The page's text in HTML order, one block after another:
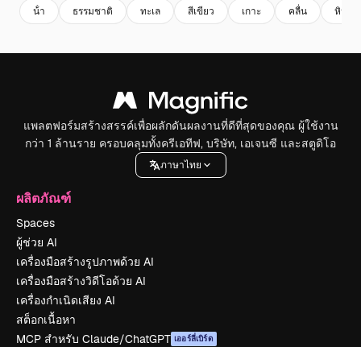
น้ํา ธรรมชาติ ทะเล สีเขียว เกาะ คลื่น หิน
แพลตฟอร์มสร้างสรรค์เพื่อผลักดันผลงานที่ดีที่สุดของคุณ ผู้ใช้งาน
กว่า 1 ล้านราย ครอบคลุมทั้งครีเอทีฟ, บริษัท, เอเจนซี และสตูดิโอ
ภาษาไทย
ผลิตภัณฑ์
Spaces
ผู้ช่วย AI
เครื่องมือสร้างรูปภาพด้วย AI
เครื่องมือสร้างวิดีโอด้วย AI
เครื่องกำเนิดเสียง AI
สต็อกเนื้อหา
MCP สำหรับ Claude/ChatGPT เออร์ลี่เบิร์ด